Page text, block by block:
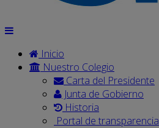
Inicio
Nuestro Colegio
Carta del Presidente
Junta de Gobierno
Historia
Portal de transparencia